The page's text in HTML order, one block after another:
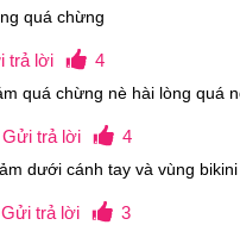
quá chừng
trả lời 4
quá chừng nè hài lòng quá
Gửi trả lời 4
dưới cánh tay và vùng bikini
Gửi trả lời 3